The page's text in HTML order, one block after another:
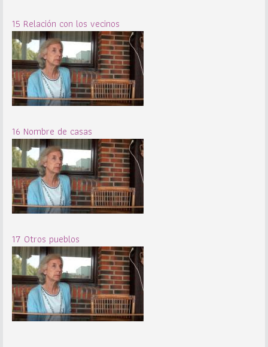
15 Relación con los vecinos
16 Nombre de casas
17 Otros pueblos